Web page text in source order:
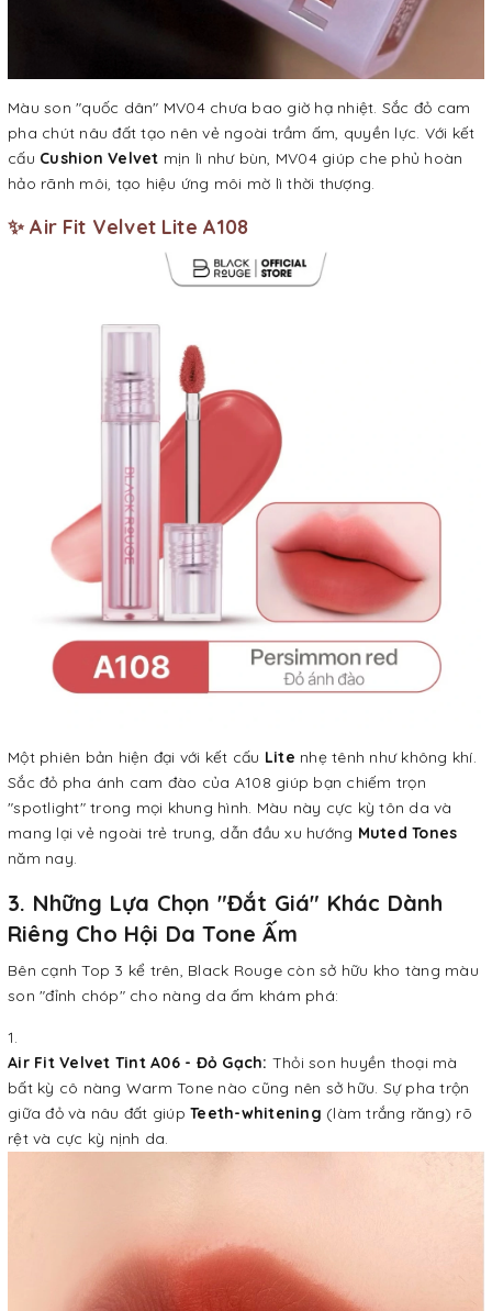
Màu son "quốc dân" MV04 chưa bao giờ hạ nhiệt. Sắc đỏ cam
pha chút nâu đất tạo nên vẻ ngoài trầm ấm, quyền lực. Với kết
cấu Cushion Velvet mịn lì như bùn, MV04 giúp che phủ hoàn
hảo rãnh môi, tạo hiệu ứng môi mờ lì thời thượng.
✨ Air Fit Velvet Lite A108
Một phiên bản hiện đại với kết cấu Lite nhẹ tênh như không khí.
Sắc đỏ pha ánh cam đào của A108 giúp bạn chiếm trọn
"spotlight" trong mọi khung hình. Màu này cực kỳ tôn da và
mang lại vẻ ngoài trẻ trung, dẫn đầu xu hướng Muted Tones
năm nay.
3. Những Lựa Chọn "Đắt Giá" Khác Dành
Riêng Cho Hội Da Tone Ấm
Bên cạnh Top 3 kể trên, Black Rouge còn sở hữu kho tàng màu
son "đỉnh chóp" cho nàng da ấm khám phá:
Air Fit Velvet Tint A06 - Đỏ Gạch: Thỏi son huyền thoại mà
bất kỳ cô nàng Warm Tone nào cũng nên sở hữu. Sự pha trộn
giữa đỏ và nâu đất giúp Teeth-whitening (làm trắng răng) rõ
rệt và cực kỳ nịnh da.